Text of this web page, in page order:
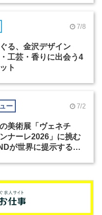
7/8
る、金沢デザイン
工芸・香りに出会う4
ト
ー 7/2
美術展「ヴェネチ
ナーレ2026」に挑む
が世界に提示する美